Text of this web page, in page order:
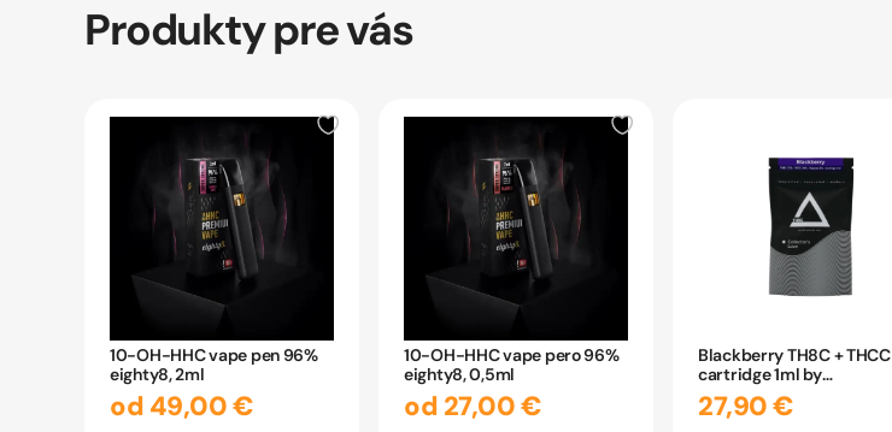
Produkty pre vás
10-OH-HHC vape pen 96%
eighty8, 2ml
od 49,00 €
10-OH-HHC vape pero 96%
eighty8, 0,5ml
od 27,00 €
Blackberry TH8C + THCC
cartridge 1ml by
CBDpredajňa
27,90 €